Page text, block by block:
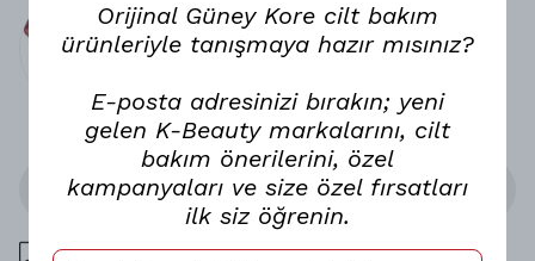
Stoğa Gelince Haber Ver
1000 TL üzeri ücretsiz kargo
Orijinal Güney Kore cilt bakım
ürünleriyle tanışmaya hazır mısınız?
E-posta adresinizi bırakın; yeni
gelen K-Beauty markalarını, cilt
bakım önerilerini, özel
kampanyaları ve size özel fırsatları
ilk siz öğrenin.